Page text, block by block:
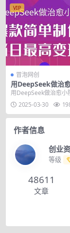
VIP
冒泡网创
用DeepSeek做治
风格视频，爆款轻
日最高变现1k
用DeepSeek做治愈小
视频，爆款轻松制作，
现1k 项目简...
2025-03-30
作者信息
创业
等级
48611
文章